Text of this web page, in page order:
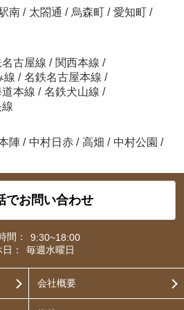
南 / 太閤通 / 烏森町 / 愛知町 /
古屋線 / 関西本線 /
線 / 名鉄名古屋本線 /
本線 / 名鉄犬山線 /
陣 / 中村日赤 / 高畑 / 中村公園 /
でお問い合わせ
間：
9:30~18:00
：
毎週水曜日
会社概要